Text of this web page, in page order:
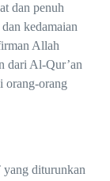
dan penuh
kedamaian
Allah
dari Al-Qur’an
orang-orang
diturunkan